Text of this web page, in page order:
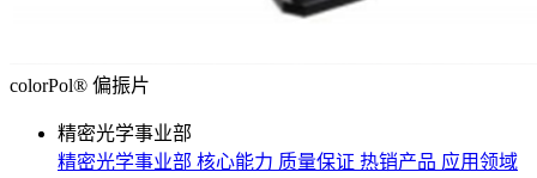
colorPol® 偏振片
精密光学事业部
精密光学事业部 核心能力 质量保证 热销产品 应用领域